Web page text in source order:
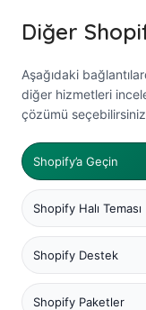
Diğer
Aşağıdaki
diğer hizmetleri
çözümü
Shopify’a Geçin
Shopify Halı Teması
Shopify Destek
Shopify Paketler